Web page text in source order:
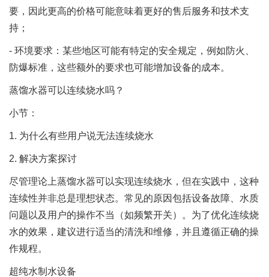
要，因此更高的价格可能意味着更好的售后服务和技术支
持；
- 环境要求：某些地区可能有特定的安全规定，例如防火、
防爆标准，这些额外的要求也可能增加设备的成本。
蒸馏水器可以连续烧水吗？
小节：
1. 为什么有些用户说无法连续烧水
2. 解决方案探讨
尽管理论上蒸馏水器可以实现连续烧水，但在实践中，这种
连续性并非总是理想状态。常见的原因包括设备故障、水质
问题以及用户的操作不当（如频繁开关）。为了优化连续烧
水的效果，建议进行适当的清洗和维修，并且遵循正确的操
作规程。
超纯水制水设备